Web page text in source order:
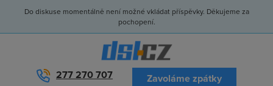
Do diskuse momentálně není možné vkládat příspěvky. Děkujeme za
pochopení.
277 270 707 Zavoláme zpátky